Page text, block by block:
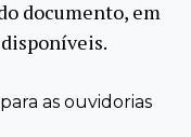
documento, em
as ouvidorias